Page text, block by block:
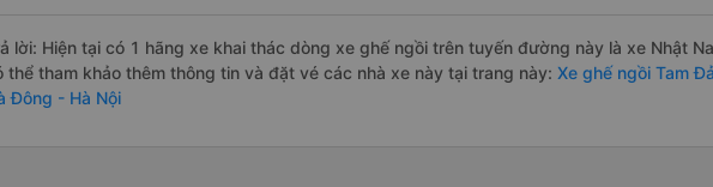
lời: Hiện tại có 1 hãng xe khai thác dòng xe ghế ngồi trên tuyến đường này là xe Nhật
thể tham khảo thêm thông tin và đặt vé các nhà xe này tại trang này: Xe ghế ngồi Tam
Đông - Hà Nội